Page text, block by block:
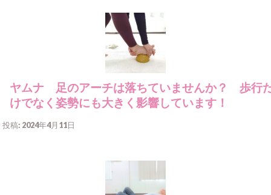
ヤムナ 足のアーチは落ちていませんか？ 歩行
けでなく姿勢にも大きく影響しています！
投稿: 2024年4月11日